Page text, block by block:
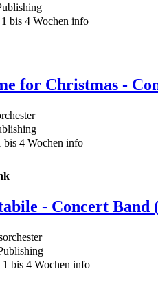
bis 4 Wochen info
for Christmas -
bis 4 Wochen info
- Concert
1 bis 4 Wochen info